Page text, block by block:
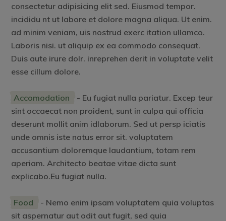
consectetur adipisicing elit sed. Eiusmod tempor.
incididu nt ut labore et dolore magna aliqua. Ut enim.
ad minim veniam, uis nostrud exerc itation ullamco.
Laboris nisi. ut aliquip ex ea commodo consequat.
Duis aute irure dolr. inreprehen derit in voluptate velit
esse cillum dolore.
Accomodation
- Eu fugiat nulla pariatur. Excep teur
sint occaecat non proident, sunt in culpa qui officia
deserunt mollit anim idlaborum. Sed ut persp iciatis
unde omnis iste natus error sit. voluptatem
accusantium doloremque laudantium, totam rem
aperiam. Architecto beatae vitae dicta sunt
explicabo.Eu fugiat nulla.
Food
- Nemo enim ipsam voluptatem quia voluptas
sit aspernatur aut odit aut fugit, sed quia